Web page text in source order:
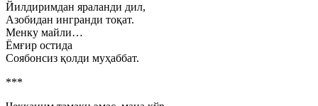
Йилдиримдан яраланди дил,
Азобидан ингранди тоқат.
Менку майли…
Ёмғир остида
Соябонсиз қолди муҳаббат.
***